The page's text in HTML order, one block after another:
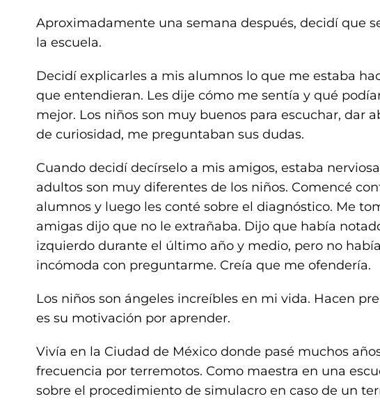
Aproximadamente una semana después, decidí que
la escuela.
Decidí explicarles a mis alumnos lo que me estaba
que entendieran. Les dije cómo me sentía y qué
mejor. Los niños son muy buenos para escuchar, dar
de curiosidad, me preguntaban sus dudas.
Cuando decidí decírselo a mis amigos, estaba
adultos son muy diferentes de los niños. Comencé
alumnos y luego les conté sobre el diagnóstico. Me
amigas dijo que no le extrañaba. Dijo que había
izquierdo durante el último año y medio, pero no
incómoda con preguntarme. Creía que me ofendería.
Los niños son ángeles increíbles en mi vida. Hacen
es su motivación por aprender.
Vivía en la Ciudad de México donde pasé muchos
frecuencia por terremotos. Como maestra en una
sobre el procedimiento de simulacro en caso de un